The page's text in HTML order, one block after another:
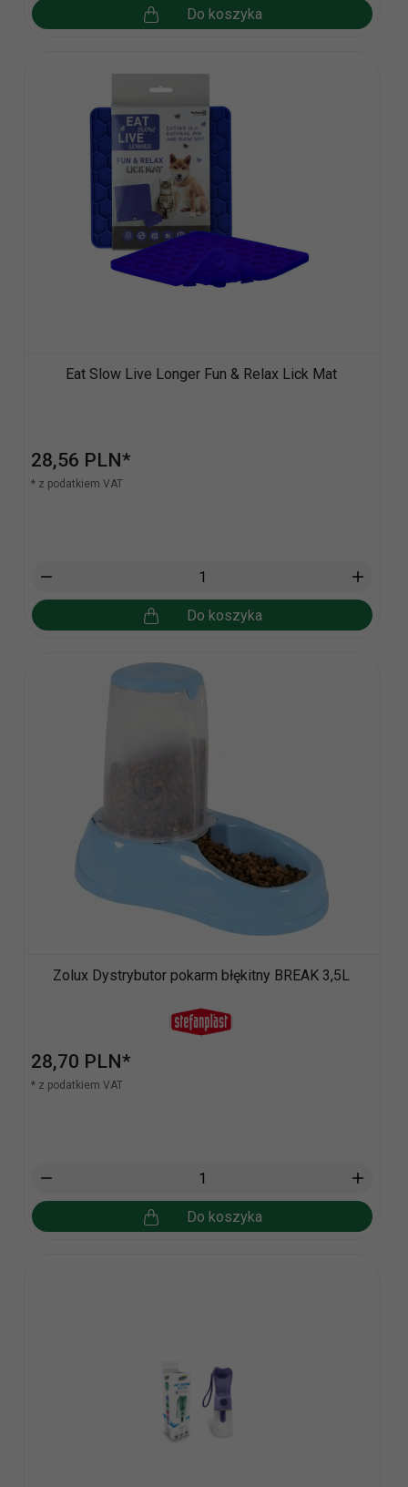
Do koszyka
Eat Slow Live Longer Fun & Relax Lick Mat
28,56 PLN*
* z podatkiem VAT
Do koszyka
Zolux Dystrybutor pokarm błękitny BREAK 3,5L
28,70 PLN*
* z podatkiem VAT
Do koszyka